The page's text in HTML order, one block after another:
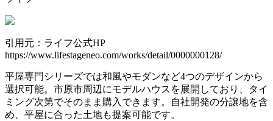
引用元：ライフ公式HP
https://www.lifestageneo.com/works/detail/0000000128/
平屋専門シリーズでは和風やモダンなど4つのデザインから
選択可能。市原市周辺にモデルハウスを展開しており、タイ
ミング次第でそのまま購入できます。自社開発の分譲地を含
め、平屋に合った土地も提案可能です。